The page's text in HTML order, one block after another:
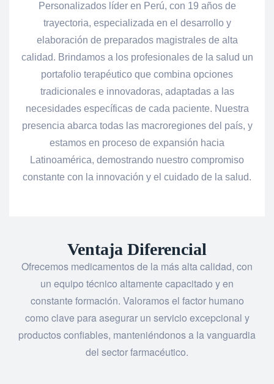
Personalizados líder en Perú, con 19 años de
trayectoria, especializada en el desarrollo y
elaboración de preparados magistrales de alta
calidad. Brindamos a los profesionales de la salud un
portafolio terapéutico que combina opciones
tradicionales e innovadoras, adaptadas a las
necesidades específicas de cada paciente. Nuestra
presencia abarca todas las macroregiones del país, y
estamos en proceso de expansión hacia
Latinoamérica, demostrando nuestro compromiso
constante con la innovación y el cuidado de la salud.
Ventaja Diferencial
Ofrecemos medicamentos de la más alta calidad, con
un equipo técnico altamente capacitado y en
constante formación. Valoramos el factor humano
como clave para asegurar un servicio excepcional y
productos confiables, manteniéndonos a la vanguardia
del sector farmacéutico.